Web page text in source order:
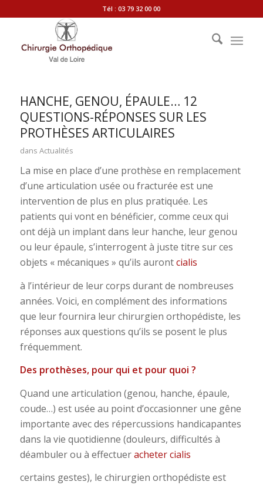
Tél : 03 79 32 00 00
HANCHE, GENOU, ÉPAULE… 12
QUESTIONS-RÉPONSES SUR LES
PROTHÈSES ARTICULAIRES
dans Actualités
La mise en place d’une prothèse en remplacement
d’une articulation usée ou fracturée est une
intervention de plus en plus pratiquée. Les
patients qui vont en bénéficier, comme ceux qui
ont déjà un implant dans leur hanche, leur genou
ou leur épaule, s’interrogent à juste titre sur ces
objets « mécaniques » qu’ils aurontcialis
à l’intérieur de leur corps durant de nombreuses
années. Voici, en complément des informations
que leur fournira leur chirurgien orthopédiste, les
réponses aux questions qu’ils se posent le plus
fréquemment.
Des prothèses, pour qui et pour quoi ?
Quand une articulation (genou, hanche, épaule,
coude…) est usée au point d’occasionner une gêne
importante avec des répercussions handicapantes
dans la vie quotidienne (douleurs, difficultés à
déambuler ou à effectueracheter cialis
certains gestes), le chirurgien orthopédiste est